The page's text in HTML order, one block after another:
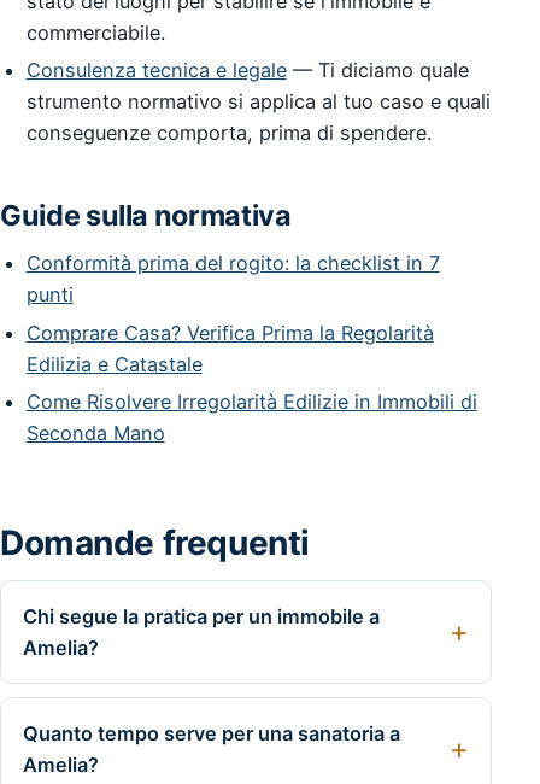
commerciabile.
Consulenza tecnica e legale— Ti diciamo quale
strumento normativo si applica al tuo caso e quali
conseguenze comporta, prima di spendere.
Guide sulla normativa
Conformità prima del rogito: la checklist in 7
punti
Comprare Casa? Verifica Prima la Regolarità
Edilizia e Catastale
Come Risolvere Irregolarità Edilizie in Immobili di
Seconda Mano
Domande frequenti
Chi segue la pratica per un immobile a
Amelia?
Quanto tempo serve per una sanatoria a
Amelia?